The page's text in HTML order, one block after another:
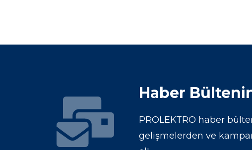
Haber
PROLEKTRO haber
gelişmelerden ve